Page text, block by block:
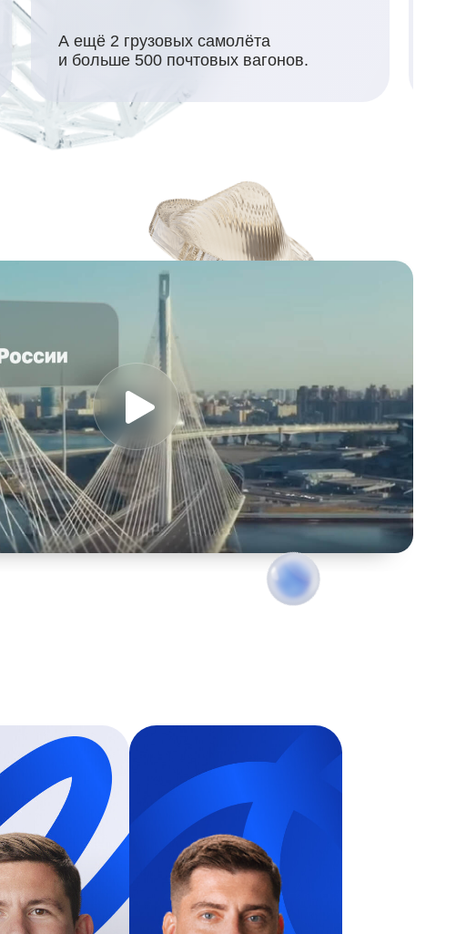
А ещё 2 грузовых самолёта
и больше 500 почтовых вагонов.